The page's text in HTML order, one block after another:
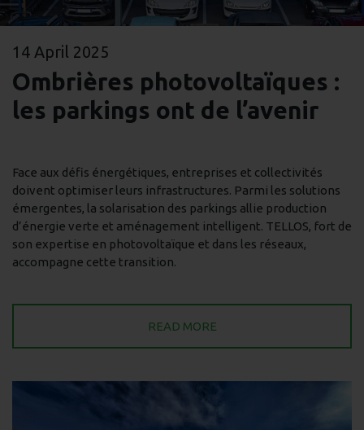
14 April 2025
Ombrières photovoltaïques :
les parkings ont de l’avenir
Face aux défis énergétiques, entreprises et collectivités
doivent optimiser leurs infrastructures. Parmi les solutions
émergentes, la solarisation des parkings allie production
d’énergie verte et aménagement intelligent. TELLOS, fort de
son expertise en photovoltaïque et dans les réseaux,
accompagne cette transition.
READ MORE